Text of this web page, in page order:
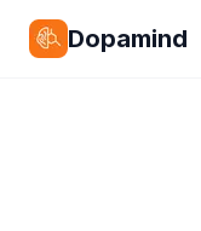
Dopamind